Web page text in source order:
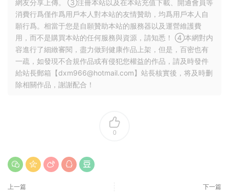
網友分享上傳。 ③注冊本站以及在本站充值下載、開通會員等
消費行爲僅作爲用戶本人對本站的友情贊助，均爲用戶本人自
願行爲。相當于您是自願贊助本站的服務器以及運營維護費
用，而不是購買本站的任何服務與資源，請知悉！ ④本網對内
容進行了細緻審閱，盡力做到健康作品上架，但是，百密也有
一疏，如發現不合規作品或有侵犯您權益的作品，請及時發件
給站長郵箱【dxm966@hotmail.com】站長核實後，将及時删
除相關作品，謝謝配合！
0
上一篇 下一篇